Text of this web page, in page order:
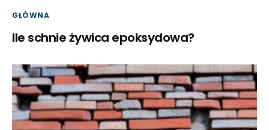
GŁÓWNA
Ile schnie żywica epoksydowa?